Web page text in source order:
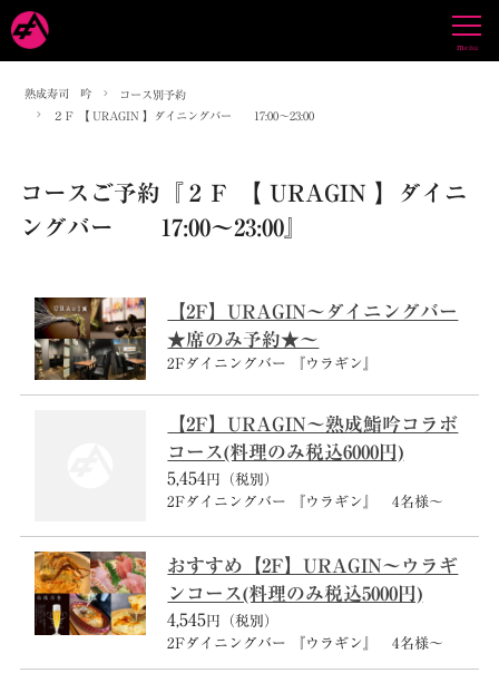
熟成寿司 吟
コース別予約
２Ｆ 【 URAGIN 】ダイニングバー 17:00～23:00
コースご予約 『２Ｆ 【 URAGIN 】ダイニ
ングバー 17:00～23:00』
【2F】URAGIN～ダイニングバー
★席のみ予約★～
2Fダイニングバー 『ウラギン』
【2F】URAGIN～熟成鮨吟コラボ
コース(料理のみ税込6000円)
5,454円（税別）
2Fダイニングバー 『ウラギン』 4名様～
おすすめ【2F】URAGIN～ウラギ
ンコース(料理のみ税込5000円)
4,545円（税別）
2Fダイニングバー 『ウラギン』 4名様～